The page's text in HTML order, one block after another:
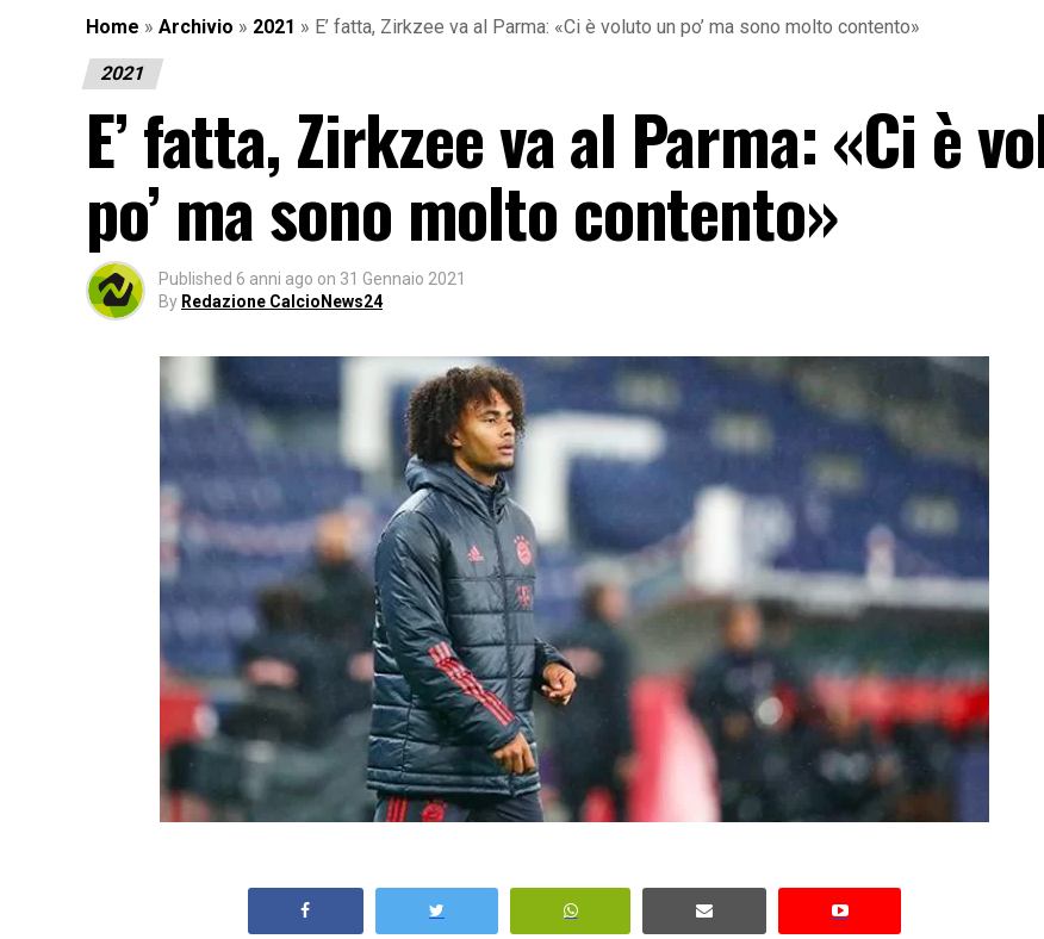
Home » Archivio » 2021 » E’ fatta, Zirkzee va al Parma: «Ci è voluto un po’ ma sono molto contento»
2021
E’ fatta, Zirkzee va al Parma: «Ci è
po’ ma sono molto contento»
Published 6 anni ago on 31 Gennaio 2021
By Redazione CalcioNews24